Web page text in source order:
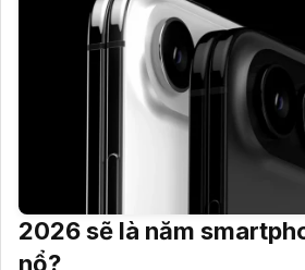
2026 sẽ là năm
nổ?